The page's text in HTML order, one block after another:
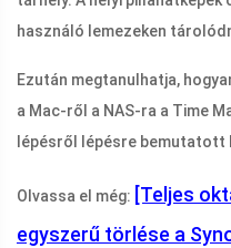
használó lemezeken
Ezután megtanulhatja,
a Mac-ről a NAS-ra a Time
lépésről lépésre bemutatott
Olvassa el még: [Teljes
egyszerű törlése a